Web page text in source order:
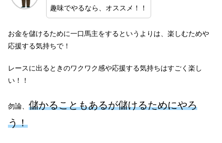
趣味でやるなら、オススメ！！
お金を儲けるために一口馬主をするというよりは、楽しむためや
応援する気持ちで！
レースに出るときのワクワク感や応援する気持ちはすごく楽し
い！！
勿論、 儲かることもあるが儲けるためにやろ
う！